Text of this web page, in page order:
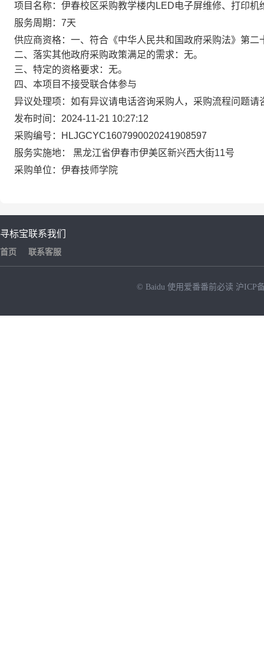
项目名称： 伊春校区采购教学楼内LED电子屏维修、打印机
服务周期： 7天
供应商资格： 一、符合《中华人民共和国政府采购法》第
二、落实其他政府采购政策满足的需求：无。
三、特定的资格要求：无。
四、本项目不接受联合体参与
异议处理项： 如有异议请电话咨询采购人，采购流程问题请
发布时间： 2024-11-21 10:27:12
采购编号：
HLJGCYC1607990020241908597
服务实施地：
黑龙江省伊春市伊美区新兴西大街11号
采购单位： 伊春技师学院
寻标宝
首页
联系我们
联系客服
© Baidu 使用爱番番前必读 沪ICP